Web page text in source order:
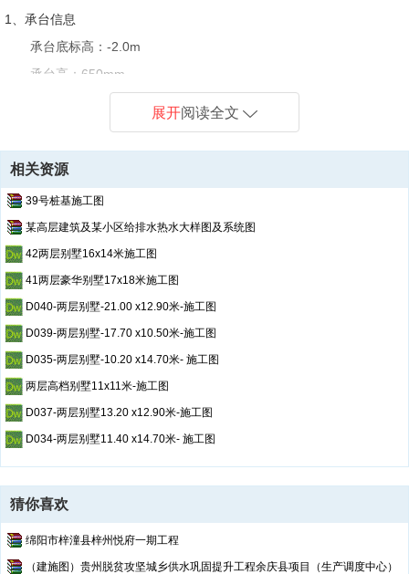
1
、承台信息
承台底标高： -2.0m
承台高： 650mm
方向移心：0mm
桩截面高： 350mm
3
展开阅读全文
相关资源
39号桩基施工图
某高层建筑及某小区给排水热水大样图及系统图
42两层别墅16x14米施工图
41两层豪华别墅17x18米施工图
D040-两层别墅-21.00 x12.90米-施工图
D039-两层别墅-17.70 x10.50米-施工图
D035-两层别墅-10.20 x14.70米- 施工图
两层高档别墅11x11米-施工图
D037-两层别墅13.20 x12.90米-施工图
D034-两层别墅11.40 x14.70米- 施工图
猜你喜欢
绵阳市梓潼县梓州悦府一期工程
（建施图）贵州脱贫攻坚城乡供水巩固提升工程余庆县项目（生产调度中心）